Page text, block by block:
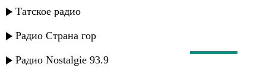
Татское радио
Радио Страна гор
Радио Nostalgie 93.9